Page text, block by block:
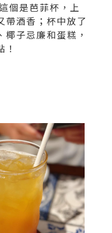
個是芭菲杯，上
帶酒香；杯中放了
子忌廉和蛋糕，